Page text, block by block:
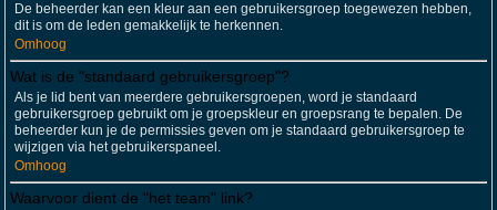
De beheerder kan een kleur aan een gebruikersgroep toegewezen hebben,
dit is om de leden gemakkelijk te herkennen.
Omhoog
Wat is de "standaard gebruikersgroep"?
Als je lid bent van meerdere gebruikersgroepen, word je standaard
gebruikersgroep gebruikt om je groepskleur en groepsrang te bepalen. De
beheerder kun je de permissies geven om je standaard gebruikersgroep te
wijzigen via het gebruikerspaneel.
Omhoog
Waarvoor dient de "het team" link?